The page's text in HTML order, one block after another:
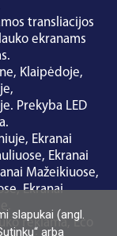
slapukai (angl.
arba
transliacijos
ekranams
, Klaipėdoje,
,
. Prekyba LED
.
, Ekranai
, Ekranai
Mažeikiuose,
,Ekranai
reklama
Eco